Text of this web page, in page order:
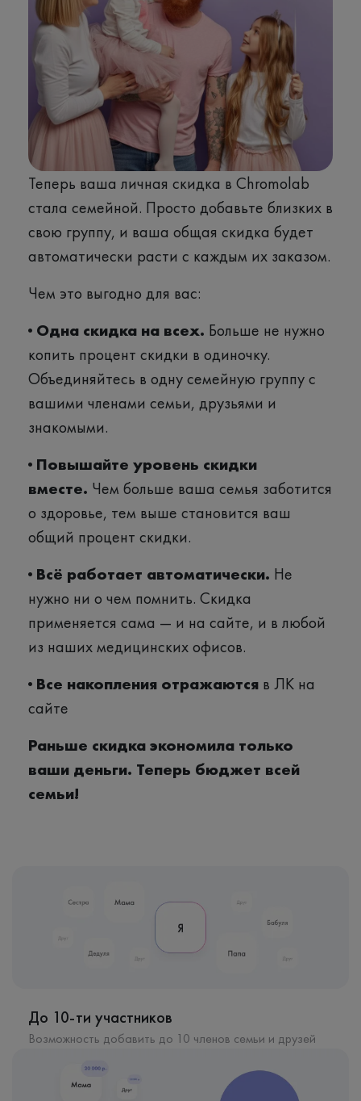
Теперь ваша личная скидка в Chromolab
стала семейной. Просто добавьте близких в
свою группу, и ваша общая скидка будет
автоматически расти с каждым их заказом.
Чем это выгодно для вас:
· Одна скидка на всех. Больше не нужно
копить процент скидки в одиночку.
Объединяйтесь в одну семейную группу с
вашими членами семьи, друзьями и
знакомыми.
· Повышайте уровень скидки
вместе. Чем больше ваша семья заботится
о здоровье, тем выше становится ваш
общий процент скидки.
· Всё работает автоматически. Не
нужно ни о чем помнить. Скидка
применяется сама — и на сайте, и в любой
из наших медицинских офисов.
· Все накопления отражаются в ЛК на
сайте
Раньше скидка экономила только
ваши деньги. Теперь бюджет всей
семьи!
До 10-ти участников
Возможность добавить до 10 членов семьи и друзей